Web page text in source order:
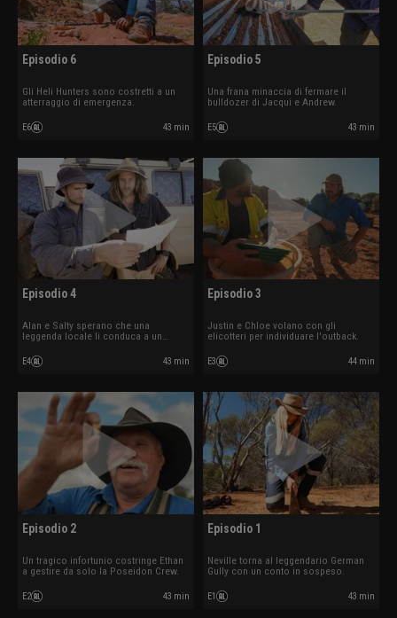
Episodio 6
Gli Heli Hunters sono costretti a un
atterraggio di emergenza.
E6 43 min
Episodio 5
Una frana minaccia di fermare il
bulldozer di Jacqui e Andrew.
E5 43 min
Episodio 4
Alan e Salty sperano che una
leggenda locale li conduca a un
E4 43 min
Episodio 3
Justin e Chloe volano con gli
elicotteri per individuare l'outback.
E3 44 min
Episodio 2
Un tragico infortunio costringe Ethan
a gestire da solo la Poseidon Crew.
E2 43 min
Episodio 1
Neville torna al leggendario German
Gully con un conto in sospeso.
E1 43 min